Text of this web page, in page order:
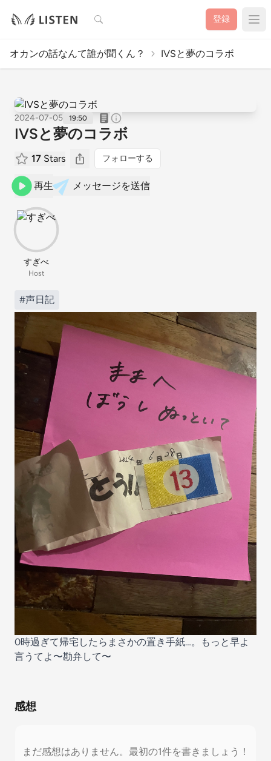
検索 登録
オカンの話なんて誰が聞くん？ IVSと夢のコラボ
2024-07-05 19:50
IVSと夢のコラボ
17 Stars フォローする
再生 メッセージを送信
すぎべ
Host
#声日記
0時過ぎて帰宅したらまさかの置き手紙…。もっと早よ
言うてよ〜勘弁して〜
感想
まだ感想はありません。最初の1件を書きましょう！